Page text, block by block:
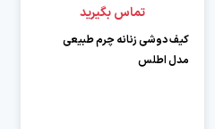
تماس بگیرید
کیف دوشی زنانه چرم طبیعی
مدل اطلس